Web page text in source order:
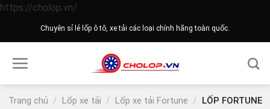
https://cholop.vn/
to
Chuyên sỉ lẻ lốp ô tô, xe tải các loại chính hãng toàn quốc.
Trang chủ / Lốp xe tải / Lốp xe tải Fortune /
LỐP FORTUNE